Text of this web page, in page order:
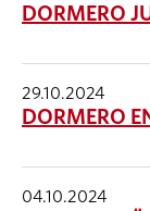
DORMERO
29.10.2024
DORMERO
04.10.2024